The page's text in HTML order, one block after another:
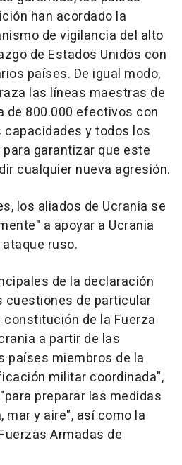
han acordado la
de vigilancia del alto
de Estados Unidos con
países. De igual modo,
las líneas maestras de
de 800.000 efectivos con
y todos los
garantizar que este
cualquier nueva agresión.
los aliados de Ucrania se
a apoyar a Ucrania
ruso.
de la declaración
cuestiones de particular
de la Fuerza
a partir de las
países miembros de la
militar coordinada",
preparar las medidas
mar y aire", así como la
Armadas de